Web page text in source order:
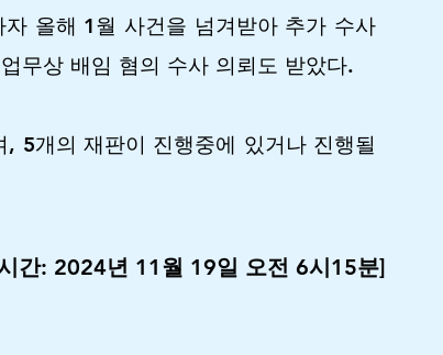
올해 1월 사건을 넘겨받아 추가 수사
무상 배임 혐의 수사 의뢰도 받았다.
5개의 재판이 진행중에 있거나 진행될
간: 2024년 11월 19일 오전 6시15분]